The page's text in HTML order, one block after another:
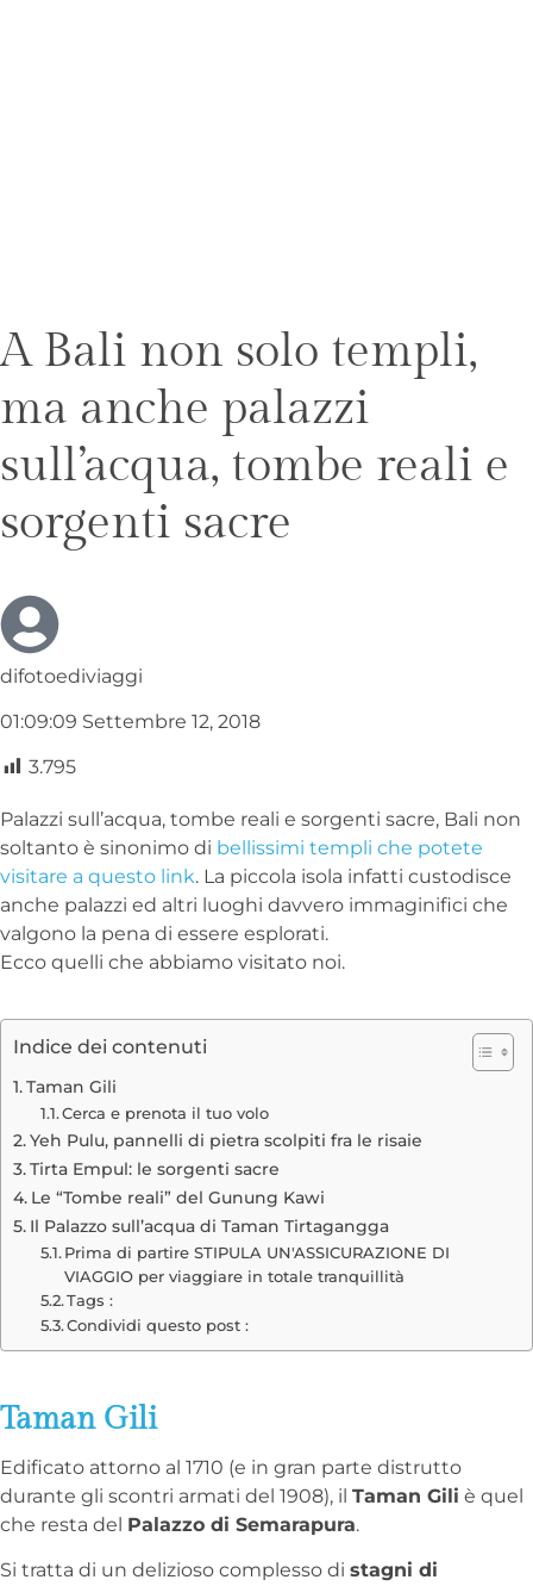
A Bali non solo templi,
ma anche palazzi
sull’acqua, tombe reali e
sorgenti sacre
difotoediviaggi
01:09:09 Settembre 12, 2018
3.795
Palazzi sull’acqua, tombe reali e sorgenti sacre, Bali non
soltanto è sinonimo di bellissimi templi che potete
visitare a questo link. La piccola isola infatti custodisce
anche palazzi ed altri luoghi davvero immaginifici che
valgono la pena di essere esplorati.
Ecco quelli che abbiamo visitato noi.
Indice dei contenuti
Taman Gili
Cerca e prenota il tuo volo
Yeh Pulu, pannelli di pietra scolpiti fra le risaie
Tirta Empul: le sorgenti sacre
Le “Tombe reali” del Gunung Kawi
Il Palazzo sull’acqua di Taman Tirtagangga
Prima di partire STIPULA UN'ASSICURAZIONE DI
VIAGGIO per viaggiare in totale tranquillità
Tags :
Condividi questo post :
Taman Gili
Edificato attorno al 1710 (e in gran parte distrutto
durante gli scontri armati del 1908), il Taman Gili è quel
che resta del Palazzo di Semarapura.
Si tratta di un delizioso complesso di stagni di